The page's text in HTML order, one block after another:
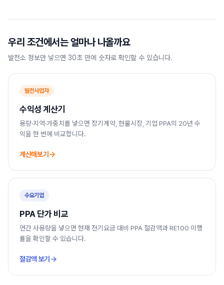
우리 조건에서는 얼마나 나올까요
발전소 정보만 넣으면 30초 만에 숫자로 확인할 수 있습니다.
발전사업자
수익성 계산기
용량·지역·가중치를 넣으면 장기계약, 현물시장, 기업 PPA의 20년 수
익을 한 번에 비교합니다.
계산해보기
수요기업
PPA 단가 비교
연간 사용량을 넣으면 현재 전기요금 대비 PPA 절감액과 RE100 이행
률을 확인할 수 있습니다.
절감액 보기